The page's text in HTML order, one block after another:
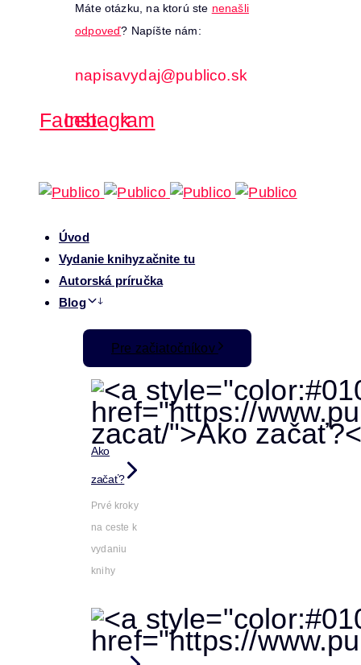
Máte otázku, na ktorú ste nenašli
odpoveď? Napíšte nám:
napisavydaj@publico.sk
Facebook
Instagram
Úvod
Vydanie knihyzačnite tu
Autorská príručka
Blog
Pre začiatočníkov
Ako
začať?
Prvé kroky
na ceste k
vydaniu
knihy